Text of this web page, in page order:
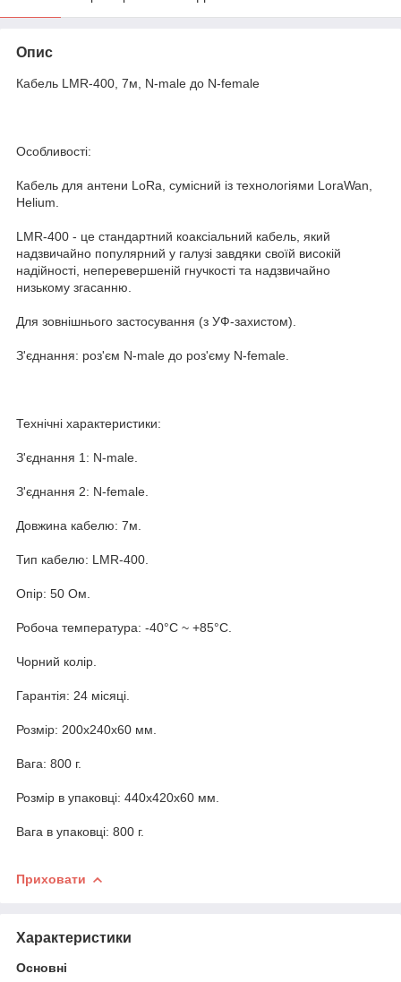
Опис
Кабель LMR-400, 7м, N-male до N-female
Особливості:
Кабель для антени LoRa, сумісний із технологіями LoraWan,
Helium.
LMR-400 - це стандартний коаксіальний кабель, який
надзвичайно популярний у галузі завдяки своїй високій
надійності, неперевершеній гнучкості та надзвичайно
низькому згасанню.
Для зовнішнього застосування (з УФ-захистом).
З'єднання: роз'єм N-male до роз'єму N-female.
Технічні характеристики:
З'єднання 1: N-male.
З'єднання 2: N-female.
Довжина кабелю: 7м.
Тип кабелю: LMR-400.
Опір: 50 Ом.
Робоча температура: -40°С ~ +85°С.
Чорний колір.
Гарантія: 24 місяці.
Розмір: 200x240x60 мм.
Вага: 800 г.
Розмір в упаковці: 440x420x60 мм.
Вага в упаковці: 800 г.
Приховати
Характеристики
Основні